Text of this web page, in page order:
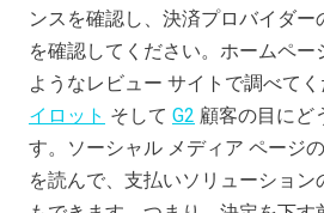
ンスを確認し、決済プロバイダ
を確認してください。ホームペ
ようなレビュー サイトで調べてく
イロット そして G2 顧客の目にど
す。ソーシャル メディア ページ
を読んで、支払いソリューション